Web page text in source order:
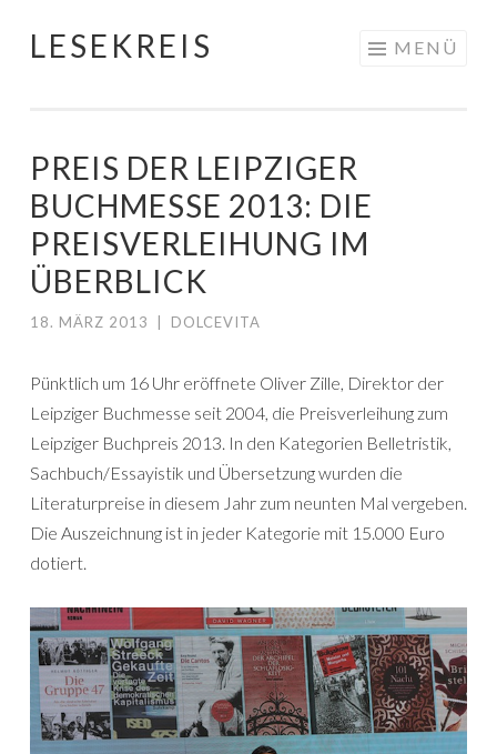
Springe
LESEKREIS MENÜ
PREIS DER LEIPZIGER
BUCHMESSE 2013: DIE
PREISVERLEIHUNG IM
ÜBERBLICK
18. MÄRZ 2013 DOLCEVITA
Pünktlich um 16 Uhr eröffnete Oliver Zille, Direktor der
Leipziger Buchmesse seit 2004, die Preisverleihung zum
Leipziger Buchpreis 2013. In den Kategorien Belletristik,
Sachbuch/Essayistik und Übersetzung wurden die
Literaturpreise in diesem Jahr zum neunten Mal vergeben.
Die Auszeichnung ist in jeder Kategorie mit 15.000 Euro
dotiert.